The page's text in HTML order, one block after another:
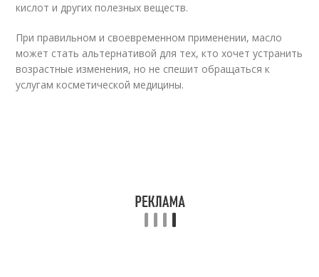
кислот и других полезных веществ.
При правильном и своевременном применении, масло
может стать альтернативой для тех, кто хочет устранить
возрастные изменения, но не спешит обращаться к
услугам косметической медицины.